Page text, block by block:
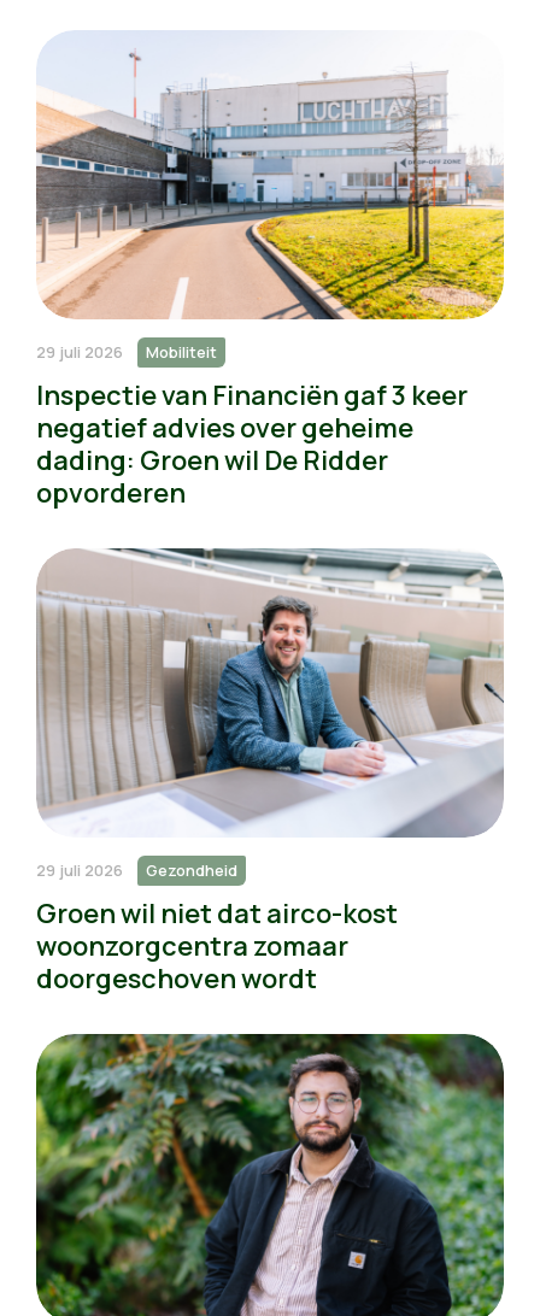
29 juli 2026 Mobiliteit
Inspectie van Financiën gaf 3 keer
negatief advies over geheime
dading: Groen wil De Ridder
opvorderen
29 juli 2026 Gezondheid
Groen wil niet dat airco-kost
woonzorgcentra zomaar
doorgeschoven wordt